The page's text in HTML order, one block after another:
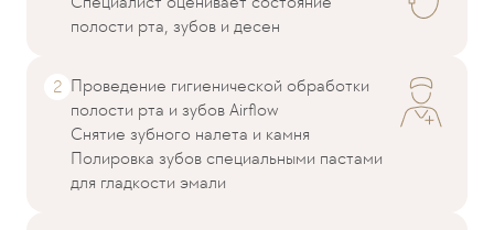
полости рта, зубов и десен
Проведение гигиенической обработки
полости рта и зубов Airflow
Снятие зубного налета и камня
Полировка зубов специальными пастами
для гладкости эмали